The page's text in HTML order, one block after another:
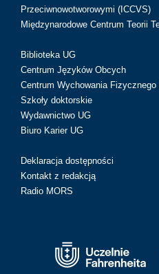
Przeciwnowotworowymi (ICCVS)
Międzynarodowe Centrum Teorii
Biblioteka UG
Centrum Języków Obcych
Centrum Wychowania Fizycznego
Szkoły doktorskie
Wydawnictwo UG
Biuro Karier UG
Deklaracja dostępności
Kontakt z redakcją
Radio MORS